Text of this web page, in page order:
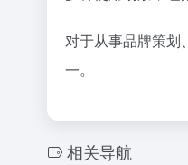
对于从事品牌策划
一。
相关导航